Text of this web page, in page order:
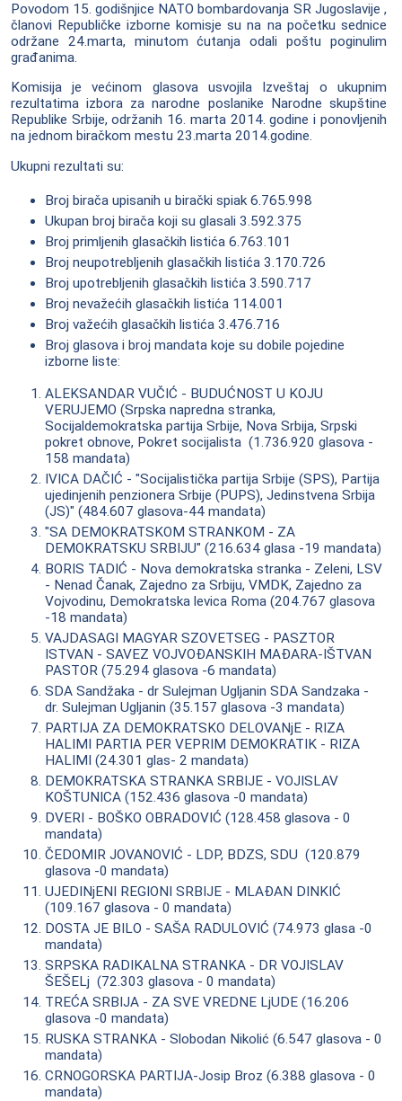
Povodom 15. godišnjice NATO bombardovanja SR Jugoslavije ,
članovi Republičke izborne komisje su na na početku sednice
održane 24.marta, minutom ćutanja odali poštu poginulim
građanima.
Komisija je većinom glasova usvojila Izveštaj o ukupnim
rezultatima izbora za narodne poslanike Narodne skupštine
Republike Srbije, održanih 16. marta 2014. godine i ponovljenih
na jednom biračkom mestu 23.marta 2014.godine.
Ukupni rezultati su:
Broj birača upisanih u birački spiak 6.765.998
Ukupan broj birača koji su glasali 3.592.375
Broj primljenih glasačkih listića 6.763.101
Broj neupotrebljenih glasačkih listića 3.170.726
Broj upotrebljenih glasačkih listića 3.590.717
Broj nevažećih glasačkih listića 114.001
Broj važećih glasačkih listića 3.476.716
Broj glasova i broj mandata koje su dobile pojedine
izborne liste:
ALEKSANDAR VUČIĆ - BUDUĆNOST U KOJU
VERUJEMO (Srpska napredna stranka,
Socijaldemokratska partija Srbije, Nova Srbija, Srpski
pokret obnove, Pokret socijalista (1.736.920 glasova -
158 mandata)
IVICA DAČIĆ - "Socijalistička partija Srbije (SPS), Partija
ujedinjenih penzionera Srbije (PUPS), Jedinstvena Srbija
(JS)" (484.607 glasova-44 mandata)
"SA DEMOKRATSKOM STRANKOM - ZA
DEMOKRATSKU SRBIJU" (216.634 glasa -19 mandata)
BORIS TADIĆ - Nova demokratska stranka - Zeleni, LSV
- Nenad Čanak, Zajedno za Srbiju, VMDK, Zajedno za
Vojvodinu, Demokratska levica Roma (204.767 glasova
-18 mandata)
VAJDASAGI MAGYAR SZOVETSEG - PASZTOR
ISTVAN - SAVEZ VOJVOĐANSKIH MAĐARA-IŠTVAN
PASTOR (75.294 glasova -6 mandata)
SDA Sandžaka - dr Sulejman Ugljanin SDA Sandzaka -
dr. Sulejman Ugljanin (35.157 glasova -3 mandata)
PARTIJA ZA DEMOKRATSKO DELOVANjE - RIZA
HALIMI PARTIA PER VEPRIM DEMOKRATIK - RIZA
HALIMI (24.301 glas- 2 mandata)
DEMOKRATSKA STRANKA SRBIJE - VOJISLAV
KOŠTUNICA (152.436 glasova -0 mandata)
DVERI - BOŠKO OBRADOVIĆ (128.458 glasova - 0
mandata)
ČEDOMIR JOVANOVIĆ - LDP, BDZS, SDU (120.879
glasova -0 mandata)
UJEDINjENI REGIONI SRBIJE - MLAĐAN DINKIĆ
(109.167 glasova - 0 mandata)
DOSTA JE BILO - SAŠA RADULOVIĆ (74.973 glasa -0
mandata)
SRPSKA RADIKALNA STRANKA - DR VOJISLAV
ŠEŠELj (72.303 glasova - 0 mandata)
TREĆA SRBIJA - ZA SVE VREDNE LjUDE (16.206
glasova -0 mandata)
RUSKA STRANKA - Slobodan Nikolić (6.547 glasova - 0
mandata)
CRNOGORSKA PARTIJA-Josip Broz (6.388 glasova - 0
mandata)